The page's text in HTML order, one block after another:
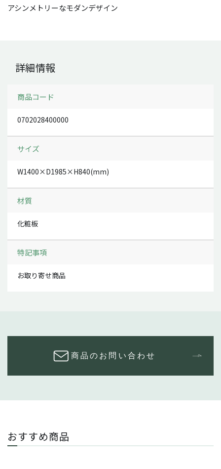
アシンメトリーなモダンデザイン
詳細情報
商品コード
0702028400000
サイズ
W1400×D1985×H840(mm)
材質
化粧板
特記事項
お取り寄せ商品
商品のお問い合わせ
おすすめ商品